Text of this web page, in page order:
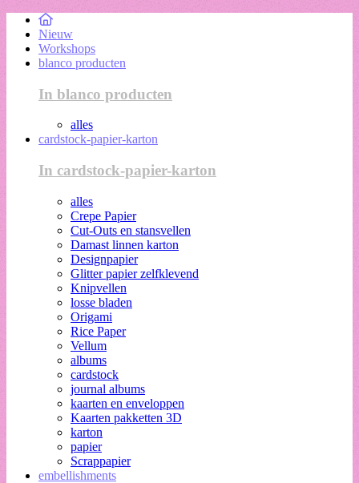
Nieuw
Workshops
blanco producten
In blanco producten
alles
cardstock-papier-karton
In cardstock-papier-karton
alles
Crepe Papier
Cut-Outs en stansvellen
Damast linnen karton
Designpapier
Glitter papier zelfklevend
Knipvellen
losse bladen
Origami
Rice Paper
Vellum
albums
cardstock
journal albums
kaarten en enveloppen
Kaarten pakketten 3D
karton
papier
Scrappapier
embellishments